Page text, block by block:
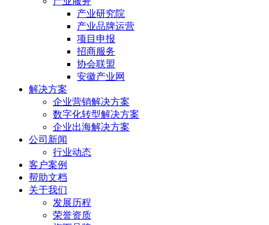
产业研究院
产业品牌运营
项目申报
招商服务
协会联盟
安徽产业网
解决方案
企业营销解决方案
数字化转型解决方案
企业出海解决方案
公司新闻
行业动态
客户案例
帮助文档
关于我们
发展历程
荣誉资质